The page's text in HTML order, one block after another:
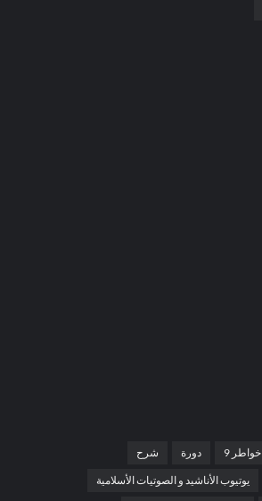
خواطر 9 دورة شرح
يوتيوب الأناشيد و الصوتيات الأسلامية